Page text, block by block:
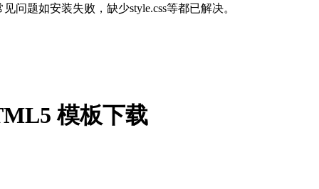
问题如安装失败，缺少style.css等都已解决。
模板下载